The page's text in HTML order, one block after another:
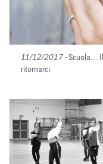
11/12/2017- Scuola...
ritornarci